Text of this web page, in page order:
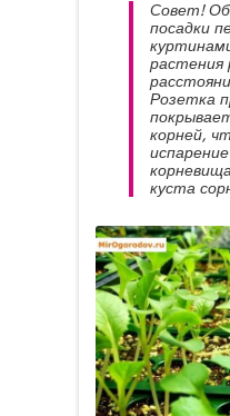
Совет!
посадки
растения
Розетка
корней,
куста